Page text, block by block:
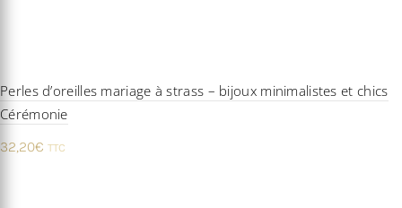
Perles d’oreilles mariage à strass – bijoux minimalistes et chics
Cérémonie
32,20€ TTC